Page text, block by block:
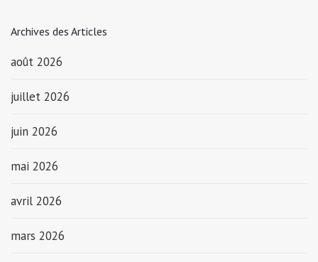
Archives des Articles
août 2026
juillet 2026
juin 2026
mai 2026
avril 2026
mars 2026